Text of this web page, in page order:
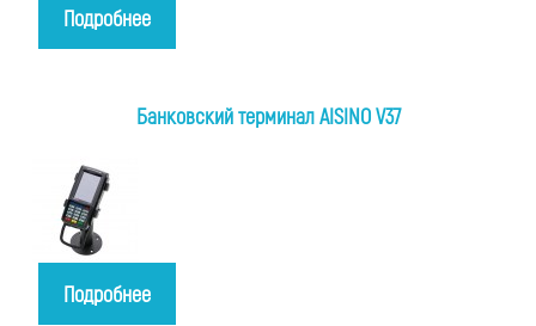
Подробнее
Банковский терминал AISINO V37
Подробнее